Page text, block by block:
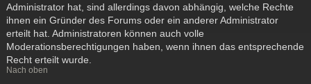
Administrator hat, sind allerdings davon abhängig, welche Rechte
ihnen ein Gründer des Forums oder ein anderer Administrator
erteilt hat. Administratoren können auch volle
Moderationsberechtigungen haben, wenn ihnen das entsprechende
Recht erteilt wurde.
Nach oben